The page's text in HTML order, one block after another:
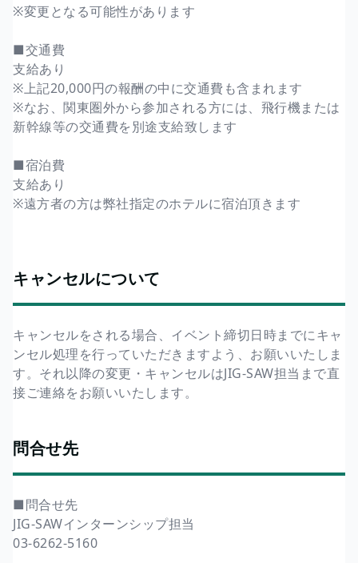
※変更となる可能性があります
■交通費
支給あり
※上記20,000円の報酬の中に交通費も含まれます
※なお、関東圏外から参加される方には、飛行機または
新幹線等の交通費を別途支給致します
■宿泊費
支給あり
※遠方者の方は弊社指定のホテルに宿泊頂きます
キャンセルについて
キャンセルをされる場合、イベント締切日時までにキャ
ンセル処理を行っていただきますよう、お願いいたしま
す。それ以降の変更・キャンセルはJIG-SAW担当まで直
接ご連絡をお願いいたします。
問合せ先
■問合せ先
JIG-SAWインターンシップ担当
03-6262-5160